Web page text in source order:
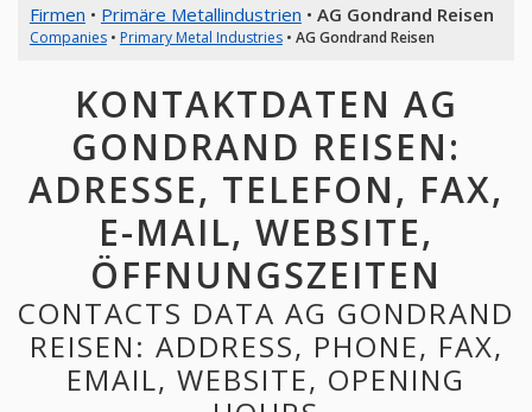
Firmen • Primäre Metallindustrien • AG Gondrand Reisen
Companies• Primary Metal Industries• AG Gondrand Reisen
KONTAKTDATEN AG
GONDRAND REISEN:
ADRESSE, TELEFON, FAX,
E-MAIL, WEBSITE,
ÖFFNUNGSZEITEN
CONTACTS DATA AG GONDRAND
REISEN: ADDRESS, PHONE, FAX,
EMAIL, WEBSITE, OPENING